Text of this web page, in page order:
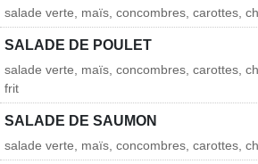
salade verte, maïs, concombres, carottes,
SALADE DE POULET
salade verte, maïs, concombres, carottes,
frit
SALADE DE SAUMON
salade verte, maïs, concombres, carottes,